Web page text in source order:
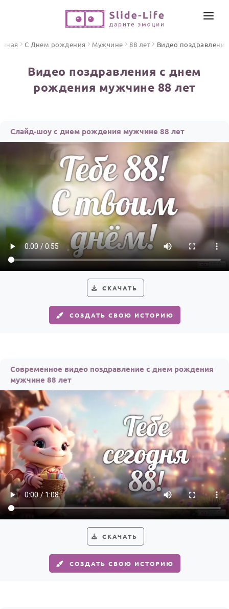
ПО ФОРМАТУ
Открытки
Стихи и тексты
ПРАЗДНИКИ
С Днем рождения
Юбилей
Свадьба
Выпускной
HOT
Календарь праздников
Женщине
Мужчине
Детям
Все родственники
ПЕРСОНАЛЬНЫЕ
Пожелания
По именам
По годам
ИНСТРУМЕНТЫ
ОТЗЫВЫ
С Днем рождения Мужчине 88 лет Видео поздравления
Видео поздравления с днем
рождения мужчине 88 лет
Слайд-шоу с днем рождения мужчине 88 лет
СКАЧАТЬ
СОЗДАТЬ СВОЮ ИСТОРИЮ
Современное видео поздравление с днем рождения
мужчине 88 лет
СКАЧАТЬ
СОЗДАТЬ СВОЮ ИСТОРИЮ